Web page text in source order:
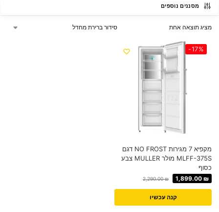
מסננים נוספים
מציג תוצאה אחת
-17%
מקפיא 7 מגירות NO FROST דגם
MLFF-375S מולר MULLER צבע
כסוף
2,290.00₪ 1,899.00 ₪
קנה עכשיו